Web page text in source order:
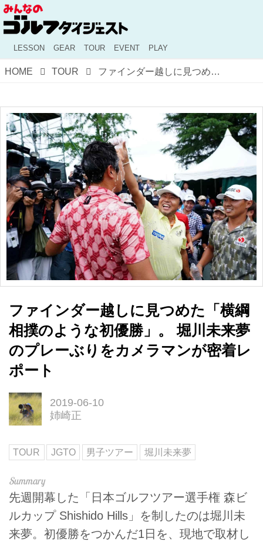
LESSON GEAR TOUR EVENT PLAY
HOME TOUR ファインダー越しに見つめた「横綱相撲のような初優勝」。 堀川未来夢のプレーぶりをカメラマンが密着レポート
ファインダー越しに見つめた「横綱
相撲のような初優勝」。 堀川未来夢
のプレーぶりをカメラマンが密着レ
ポート
2019-06-10
姉崎正
TOUR JGTO 男子ツアー 堀川未来夢
先週開幕した「日本ゴルフツアー選手権 森ビ
ルカップ Shishido Hills」を制したのは堀川未
来夢。初優勝をつかんだ1日を、現地で取材し